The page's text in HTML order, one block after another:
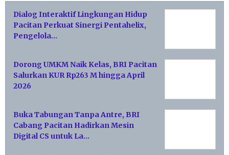
Dialog Interaktif Lingkungan Hidup
Pacitan Perkuat Sinergi Pentahelix,
Pengelola…
Dorong UMKM Naik Kelas, BRI Pacitan
Salurkan KUR Rp263 M hingga April
2026
Buka Tabungan Tanpa Antre, BRI
Cabang Pacitan Hadirkan Mesin
Digital CS untuk La…